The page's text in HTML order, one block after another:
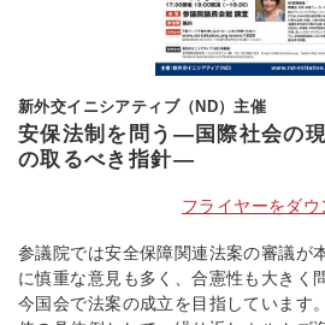
新外交イニシアティブ（ND）主催
安保法制を問う―国際社会の
の取るべき指針―
フライヤーをダウ
参議院では安全保障関連法案の審議が
に慎重な意見も多く、合憲性も大きく
今国会で法案の成立を目指しています